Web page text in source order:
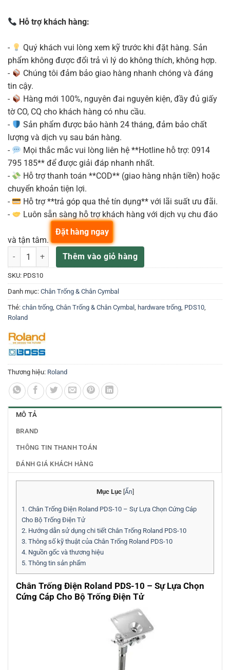
Hỗ trợ khách hàng:
-
Quý khách vui lòng xem kỹ trước khi đặt hàng. Sản
phẩm không được đổi trả vì lý do không thích, không hợp.
-
Chúng tôi đảm bảo giao hàng nhanh chóng và đáng
tin cậy.
-
Hàng mới 100%, nguyên đai nguyên kiện, đầy đủ giấy
tờ CO, CQ cho khách hàng có nhu cầu.
-
Sản phẩm được bảo hành 24 tháng, đảm bảo chất
lượng và dịch vụ sau bán hàng.
-
Mọi thắc mắc vui lòng liên hệ **Hotline hỗ trợ: 0914
795 185** để được giải đáp nhanh nhất.
-
Hỗ trợ thanh toán **COD** (giao hàng nhận tiền) hoặc
chuyển khoản tiện lợi.
-
Hỗ trợ **trả góp qua thẻ tín dụng** với lãi suất ưu đãi.
-
Luôn sẵn sàng hỗ trợ khách hàng với dịch vụ chu đáo
và tận tâm.
Chân trống Roland PDS-10 số lượng
Thêm vào giỏ hàng
Đặt hàng ngay
SKU: PDS10
Danh mục: Chân Trống & Chân Cymbal
Thẻ: chân trống Chân Trống & Chân Cymbal hardware trống PDS10
Roland
Thương hiệu: Roland
MÔ TẢ
BRAND
THÔNG TIN THANH TOÁN
ĐÁNH GIÁ KHÁCH HÀNG
Mục Lục Ẩn
1. Chân Trống Điện Roland PDS-10 – Sự Lựa Chọn Cứng Cáp
Cho Bộ Trống Điện Tử
2. Hướng dẫn sử dụng chi tiết Chân Trống Roland PDS-10
3. Thông số kỹ thuật của Chân Trống Roland PDS-10
4. Nguồn gốc và thương hiệu
5. Thông tin sản phẩm
Chân Trống Điện Roland PDS-10 – Sự Lựa Chọn
Cứng Cáp Cho Bộ Trống Điện Tử